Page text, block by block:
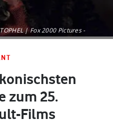
| Fox 2000 Pictures -
zum 25.
Films